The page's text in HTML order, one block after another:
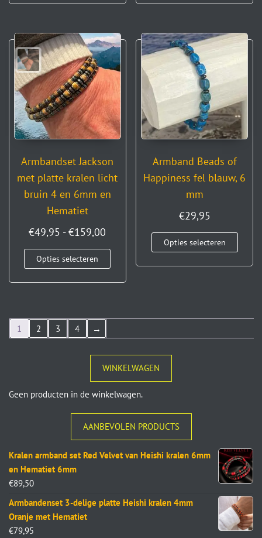
Armbandset Jackson
met platte kralen licht
bruin 4 en 6mm en
Hematiet
€49,95 - €159,00
Opties selecteren
Armband Beads of
Happiness fel blauw, 6
mm
€29,95
Opties selecteren
1 2 3 4 →
WINKELWAGEN
Geen producten in de winkelwagen.
AANBEVOLEN PRODUCTS
Kralen armband set Red Velvet van Heishi kralen 6mm
en Hematiet 6mm
€89,50
Armbandenset 3-delige platte Heishi kralen 4mm
Oranje met Hematiet
€79,95